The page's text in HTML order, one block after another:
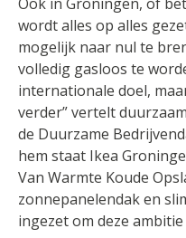
wordt alles op alles
mogelijk naar nul te
volledig gasloos te
internationale doel,
verder” vertelt
de Duurzame
hem staat Ikea
Van Warmte Koude
zonnepanelendak en
ingezet om deze